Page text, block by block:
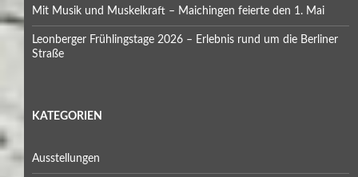
Mit Musik und Muskelkraft – Maichingen feierte den 1. Mai
Leonberger Frühlingstage 2026 – Erlebnis rund um die Berliner
Straße
KATEGORIEN
Ausstellungen